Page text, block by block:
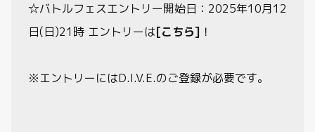
☆バトルフェスエントリー開始日：2025年10月12
日(日)21時 エントリーは[こちら] ！
※エントリーにはD.I.V.E.のご登録が必要です。